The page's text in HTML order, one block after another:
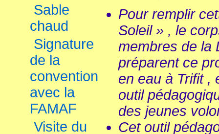
Sable
chaud
Signature
de la
convention
avec la
FAMAF
Visite du
Pour remplir
Soleil » , le
membres de la
préparent ce
en eau à Trifit ,
outil
des jeunes
Cet outil